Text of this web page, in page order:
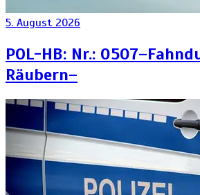
5. August 2026
POL-HB: Nr.:
Räubern–